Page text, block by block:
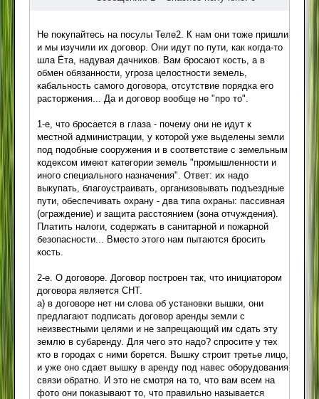
Не покупайтесь на посулы Теле2. К нам они тоже пришли
и мы изучили их договор. Они идут по пути, как когда-то
шла Ёта, надувая дачников. Вам бросают кость, а в
обмен обязанности, угроза целостности земель,
кабальность самого договора, отсутствие порядка его
расторжения... Да и договор вообще не "про то".
1-е, что бросается в глаза - почему они не идут к
местной администрации, у которой уже выделены земли
под подобные сооружения и в соответствие с земельным
кодексом имеют категории земель "промышленности и
иного специального назначения". Ответ: их надо
выкупать, благоустраивать, организовывать подъездные
пути, обеспечивать охрану - два типа охраны: пассивная
(ограждение) и защита расстоянием (зона отчуждения).
Платить налоги, содержать в санитарной и пожарной
безопасности... Вместо этого нам пытаются бросить
кость.
2-е. О договоре. Договор построен так, что инициатором
договора является СНТ.
а) в договоре нет ни слова об установки вышки, они
предлагают подписать договор аренды земли с
неизвестными целями и не запрещающий им сдать эту
землю в субаренду. Для чего это надо? спросите у тех
кто в городах с ними борется. Вышку строит третье лицо,
и уже оно сдает вышку в аренду под навес оборудования
связи обратно. И это не смотря на то, что вам всем на
фото они показывают то, что правильно называется